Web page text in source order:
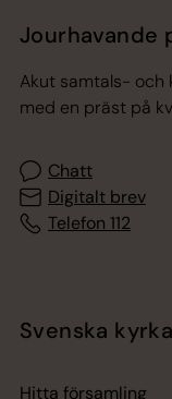
Jourhavande
Akut samtals- och
med en präst på
Chatt
Digitalt brev
Telefon 112
Svenska
Hitta församling